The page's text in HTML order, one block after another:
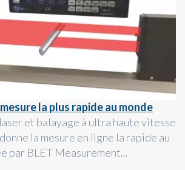
la plus rapide au monde
et balayage à ultra haute vitesse
la mesure en ligne la rapide au
par BLET Measurement...